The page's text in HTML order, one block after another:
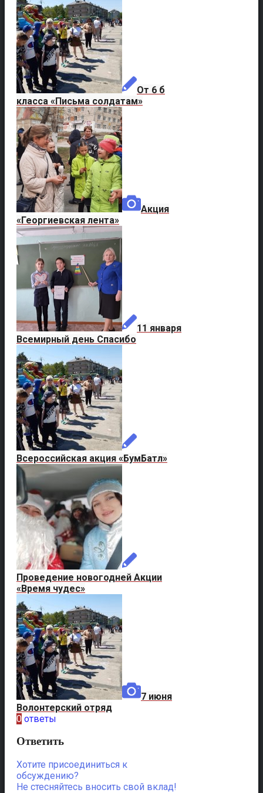
От 6 б
класса «Письма солдатам»
Акция
«Георгиевская лента»
11 января
Всемирный день Спасибо
Всероссийская акция «БумБатл»
Проведение новогодней Акции
«Время чудес»
7 июня
Волонтерский отряд
0 ответы
Ответить
Хотите присоединиться к
обсуждению?
Не стесняйтесь вносить свой вклад!